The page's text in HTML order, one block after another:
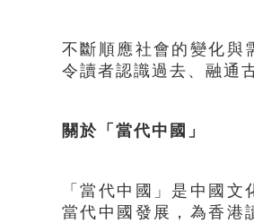
不斷順應社會的變化與
令讀者認識過去、融通
關於「當代中國」
「當代中國」是中國
當代中國發展，為香港